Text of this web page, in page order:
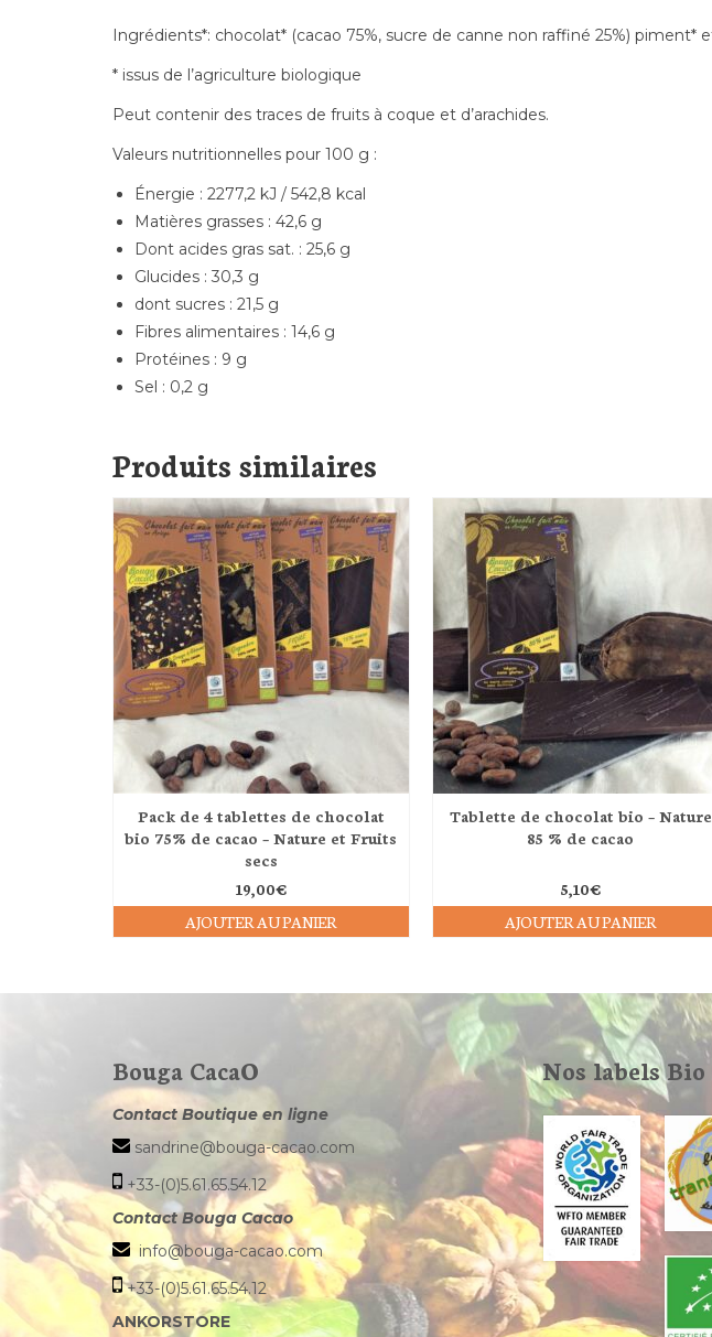
Ingrédients*: chocolat* (cacao 75%, sucre de canne non raffiné 25%) piment*
* issus de l’agriculture biologique
Peut contenir des traces de fruits à coque et d’arachides.
Valeurs nutritionnelles pour 100 g :
Énergie : 2277,2 kJ / 542,8 kcal
Matières grasses : 42,6 g
Dont acides gras sat. : 25,6 g
Glucides : 30,3 g
dont sucres : 21,5 g
Fibres alimentaires : 14,6 g
Protéines : 9 g
Sel : 0,2 g
Produits similaires
Pack de 4 tablettes de chocolat
bio 75% de cacao – Nature et Fruits
secs
19,00€
AJOUTER AU PANIER
Tablette de chocolat bio – Nature
85 % de cacao
5,10€
AJOUTER AU PANIER
Bouga CacaO
Contact Boutique en ligne
sandrine@bouga-cacao.com
+33-(0)5.61.65.54.12
Contact Bouga Cacao
info@bouga-cacao.com
+33-(0)5.61.65.54.12
ANKORSTORE
Nos labels